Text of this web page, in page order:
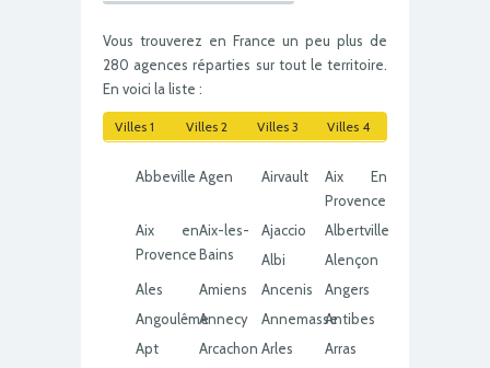
Vous trouverez en France un peu plus de
280 agences réparties sur tout le territoire.
En voici la liste :
Villes 1 Villes 2 Villes 3 Villes 4
Abbeville Agen Airvault
Aix En
Provence
Aix en
Provence
Aix-les-
Bains
Ajaccio
Albertville
Albi
Alençon
Ales
Amiens Ancenis
Angers
AngoulêmeAnnecy AnnemasseAntibes
Apt
Arcachon Arles
Arras